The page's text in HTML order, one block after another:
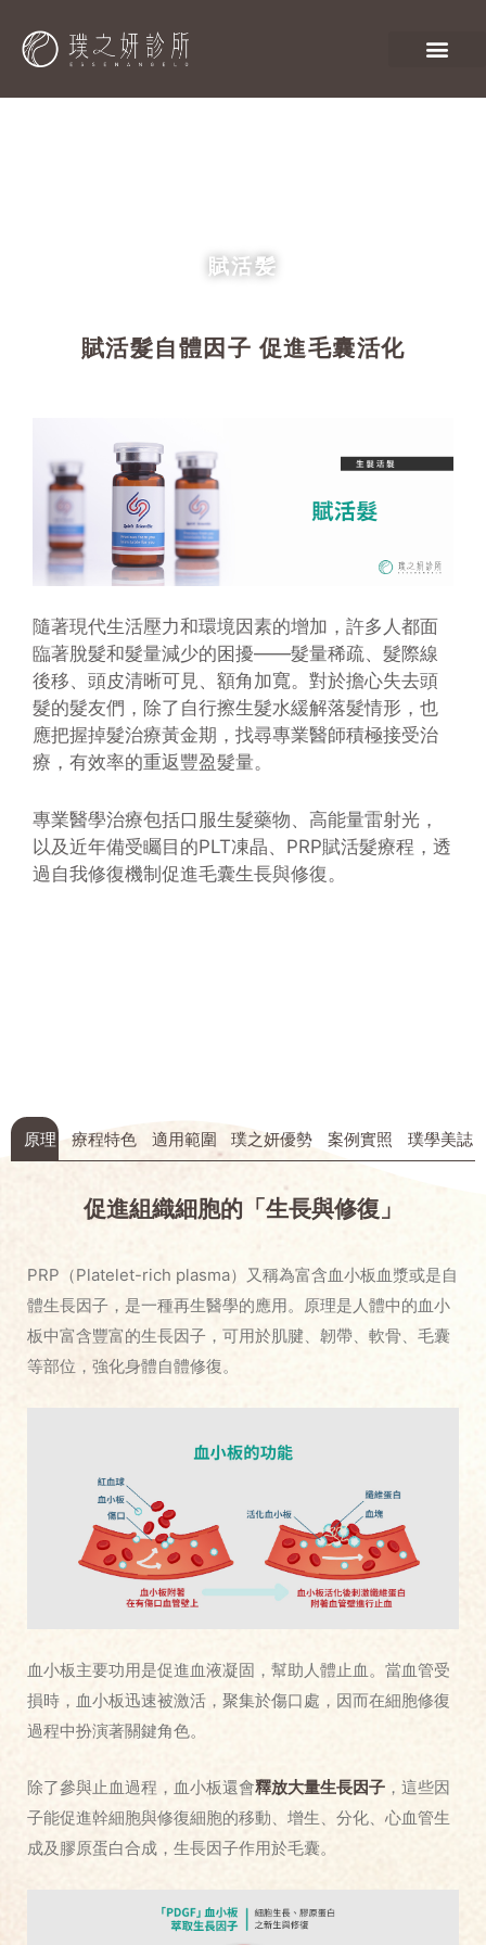
賦活髪
賦活髮自體因子 促進毛囊活化​
隨著現代生活壓力和環境因素的增加，許多人都面
臨著脫髮和髮量減少的困擾——髮量稀疏、髮際線
後移、頭皮清晰可見、額角加寬。對於擔心失去頭
髮的髮友們，除了自行擦生髮水緩解落髮情形，也
應把握掉髮治療黃金期，找尋專業醫師積極接受治
療，有效率的重返豐盈髮量。
專業醫學治療包括口服生髮藥物、高能量雷射光，
以及近年備受矚目的PLT凍晶、PRP賦活髮療程，透
過自我修復機制促進毛囊生長與修復。
原理 療程特色 適用範圍 璞之妍優勢 案例實照 璞學美誌
促進組織細胞的「生長與修復」
PRP（Platelet-rich plasma）又稱為富含血小板血漿或是自
體生長因子，是一種再生醫學的應用。原理是人體中的血小
板中富含豐富的生長因子，可用於肌腱、韌帶、軟骨、毛囊
等部位，強化身體自體修復。
血小板主要功用是促進血液凝固，幫助人體止血。當血管受
損時，血小板迅速被激活，聚集於傷口處，因而在細胞修復
過程中扮演著關鍵角色。
除了參與止血過程，血小板還會釋放大量生長因子 ，這些因
子能促進幹細胞與修復細胞的移動、增生、分化、心血管生
成及膠原蛋白合成，生長因子作用於毛囊。